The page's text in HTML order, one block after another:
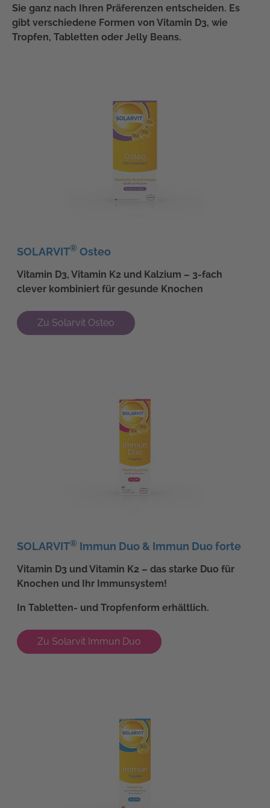
Sie ganz nach Ihren Präferenzen entscheiden. Es
gibt verschiedene Formen von Vitamin D3, wie
Tropfen, Tabletten oder Jelly Beans.
SOLARVIT® Osteo
Vitamin D3, Vitamin K2 und Kalzium – 3-fach
clever kombiniert für gesunde Knochen
Zu Solarvit Osteo
SOLARVIT® Immun Duo & Immun Duo forte
Vitamin D3 und Vitamin K2 – das starke Duo für
Knochen und Ihr Immunsystem!
In Tabletten- und Tropfenform erhältlich.
Zu Solarvit Immun Duo